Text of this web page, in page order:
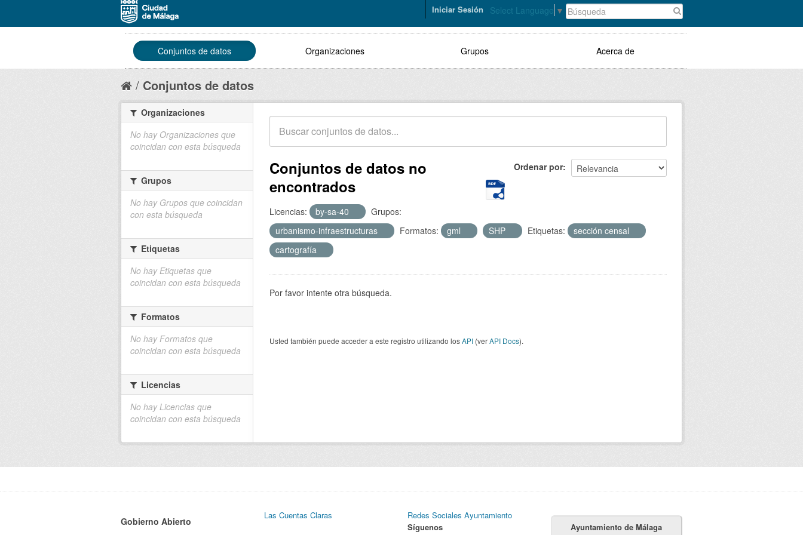
Select Language ▼
Iniciar Sesión
Conjuntos de datos Organizaciones Grupos Acerca de
Conjuntos de datos
Ordenar por
Conjuntos de datos no
encontrados
Licencias: by-sa-40
Grupos:
urbanismo-infraestructuras
Formatos: gml SHP Etiquetas:
sección censal
cartografía
Por favor intente otra búsqueda.
Usted también puede acceder a este registro utilizando losAPI (verAPI Docs).
Organizaciones
No hay Organizaciones que
coincidan con esta búsqueda
Grupos
No hay Grupos que coincidan
con esta búsqueda
Etiquetas
No hay Etiquetas que
coincidan con esta búsqueda
Formatos
No hay Formatos que
coincidan con esta búsqueda
Licencias
No hay Licencias que
coincidan con esta búsqueda
Gobierno Abierto
Las Cuentas Claras
Redes Sociales Ayuntamiento
Síguenos
Ayuntamiento de Málaga